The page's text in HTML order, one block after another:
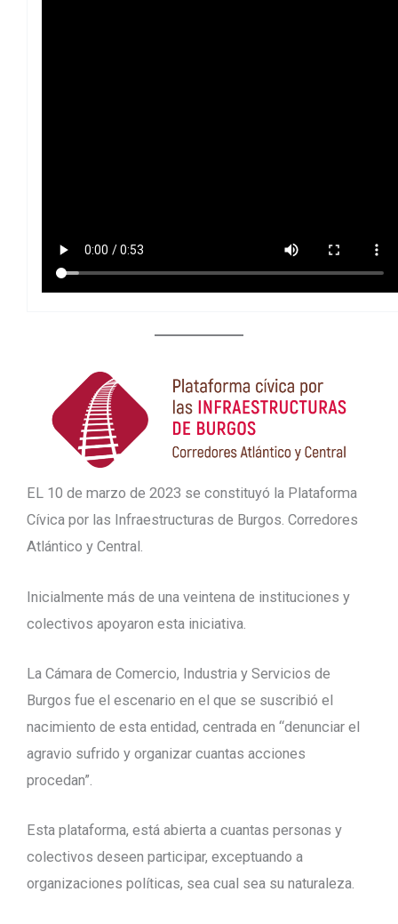
EL 10 de marzo de 2023 se constituyó la Plataforma
Cívica por las Infraestructuras de Burgos. Corredores
Atlántico y Central.
Inicialmente más de una veintena de instituciones y
colectivos apoyaron esta iniciativa.
La Cámara de Comercio, Industria y Servicios de
Burgos fue el escenario en el que se suscribió el
nacimiento de esta entidad, centrada en “denunciar el
agravio sufrido y organizar cuantas acciones
procedan”.
Esta plataforma, está abierta a cuantas personas y
colectivos deseen participar, exceptuando a
organizaciones políticas, sea cual sea su naturaleza.